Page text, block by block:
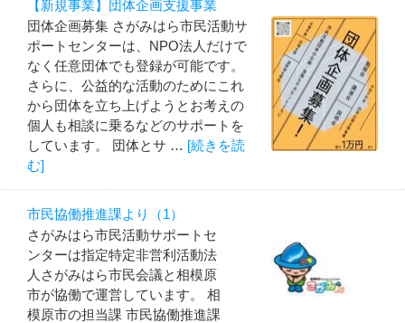
【新規事業】団体企画支援事業
団体企画募集 さがみはら市民活動サ
ポートセンターは、NPO法人だけで
なく任意団体でも登録が可能です。
さらに、公益的な活動のためにこれ
から団体を立ち上げようとお考えの
個人も相談に乗るなどのサポートを
しています。 団体とサ … [続きを読
む]
市民協働推進課より（1）
さがみはら市民活動サポートセ
ンターは指定特定非営利活動法
人さがみはら市民会議と相模原
市が協働で運営しています。 相
模原市の担当課 市民協働推進課